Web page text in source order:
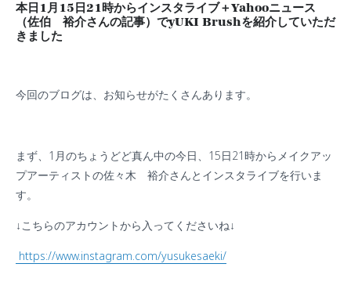
本日1月15日21時からインスタライブ＋Yahooニュース
（佐伯 裕介さんの記事）でyUKI Brushを紹介していただ
きました
今回のブログは、お知らせがたくさんあります。
まず、1月のちょうどど真ん中の今日、15日21時からメイクアッ
プアーティストの佐々木 裕介さんとインスタライブを行いま
す。
↓こちらのアカウントから入ってくださいね↓
https://www.instagram.com/yusukesaeki/